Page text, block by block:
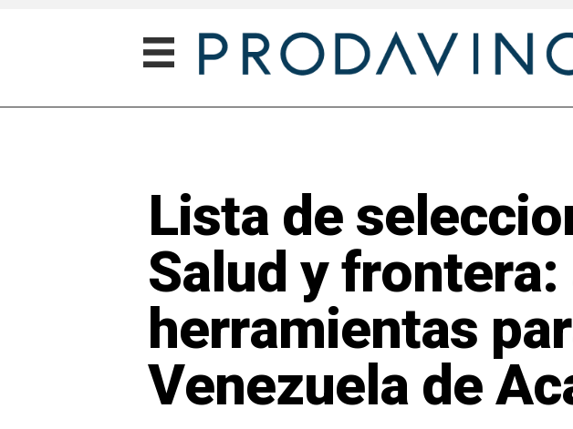
Lista de
Salud y
herramientas
Venezuela de